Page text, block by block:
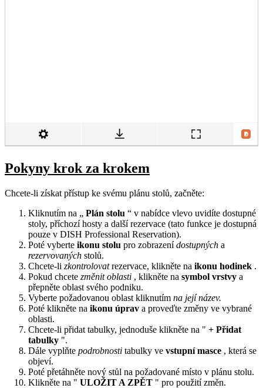
Pokyny krok za krokem
Chcete-li získat přístup ke svému plánu stolů, začněte:
Kliknutím na „ Plán stolu “ v nabídce vlevo uvidíte dostupné
stoly, příchozí hosty a další rezervace (tato funkce je dostupná
pouze v DISH Professional Reservation).
Poté vyberte ikonu stolu pro zobrazenídostupných a
rezervovaných stolů.
Chcete-li zkontrolovatrezervace, klikněte na ikonu hodinek .
Pokud chcete změnit oblasti , klikněte na symbol vrstvy a
přepněte oblast svého podniku.
Vyberte požadovanou oblast kliknutím na její název.
Poté klikněte na ikonu úprav a proveďte změny ve vybrané
oblasti.
Chcete-li přidat tabulky, jednoduše klikněte na " + Přidat
tabulky ".
Dále vyplňte podrobnosti tabulky ve vstupní masce , která se
objeví.
Poté přetáhněte nový stůl na požadované místo v plánu stolu.
Klikněte na " ULOŽIT A ZPĚT " pro použití změn.